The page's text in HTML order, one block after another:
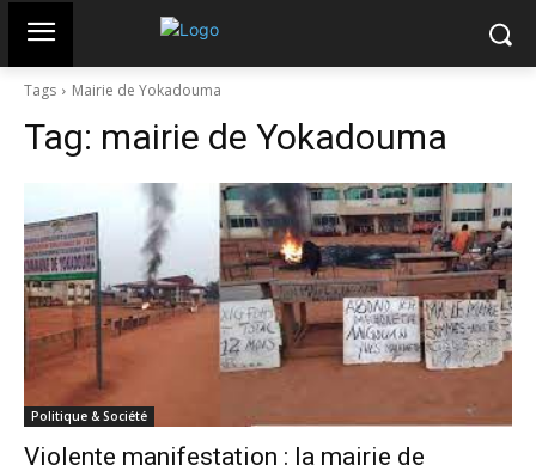
Tags Mairie de Yokadouma
Tag: mairie de Yokadouma
Politique & Société
Violente manifestation : la mairie de